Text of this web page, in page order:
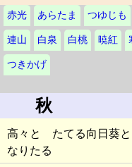
赤光 あらたま つゆじも
連山 白泉 白桃 暁紅
つきかげ
秋
高々と たてる向日葵
なりたる